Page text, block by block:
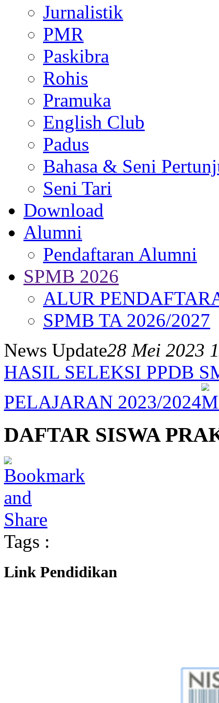
Jurnalistik
PMR
Paskibra
Rohis
Pramuka
English Club
Padus
Bahasa & Seni
Seni Tari
Download
Alumni
Pendaftaran Alumni
SPMB 2026
ALUR
SPMB TA 2026/2027
News Update28 Mei 2023
HASIL SELEKSI PPDB
PELAJARAN 2023/2024
DAFTAR SISWA
Tags :
Link Pendidikan